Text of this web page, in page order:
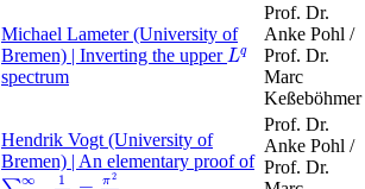
Michael Lameter (University of
Bremen) | Inverting the upperLq
Lq
spectrum
Prof. Dr.
Anke Pohl /
Prof. Dr.
Marc
Keßeböhmer
Hendrik Vogt (University of
Bremen) | An elementary proof of
∞ 1 π2
∑n=1∞1n2=π26
Prof. Dr.
Anke Pohl /
Prof. Dr.